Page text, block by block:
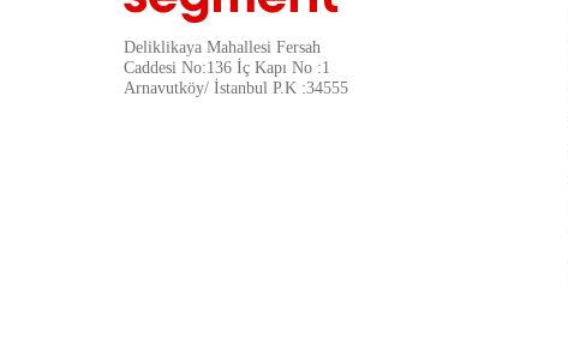
Deliklikaya Mahallesi Fersah
Caddesi No:136 İç Kapı No :1
Arnavutköy/ İstanbul P.K :34555